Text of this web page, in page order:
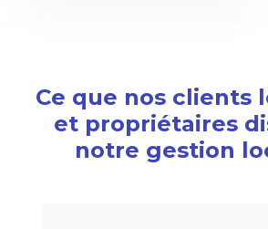
Ce que nos clients
et propriétaires
notre gestion